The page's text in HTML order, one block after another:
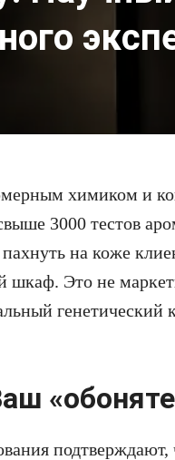
химиком и
3000 тестов
на коже
Это не
генетический